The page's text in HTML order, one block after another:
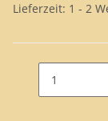
Lieferzeit: 1 - 2